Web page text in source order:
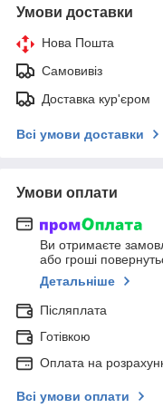
Умови доставки
Нова Пошта
Самовивіз
Доставка кур'єром
Всі умови доставки
Умови оплати
Ви отримаєте
або гроші
Детальніше
Післяплата
Готівкою
Оплата на
Всі умови оплати